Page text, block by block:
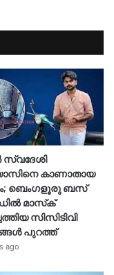
കാണാതായ
ബെംഗളൂരു ബസ്
മാസ്‌ക്
സിസിടിവി
പുറത്ത്
ago